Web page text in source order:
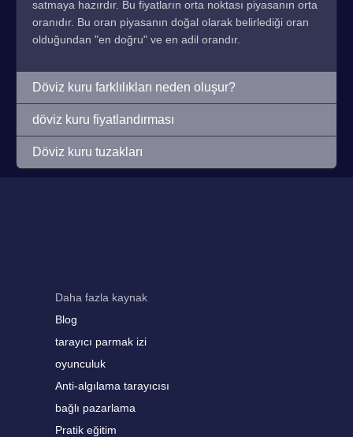
satmaya hazırdır. Bu fiyatların orta noktası piyasanın orta
oranıdır. Bu oran piyasanın doğal olarak belirlediği oran
olduğundan "en doğru" ve en adil orandır.
Döviz kuru farklılıkları neden oluşur?
döviz kuru fiyatlandırması
Döviz kuru tuzakları
Daha fazla kaynak
Blog
tarayıcı parmak izi
oyunculuk
Anti-algılama tarayıcısı
bağlı pazarlama
Pratik eğitim